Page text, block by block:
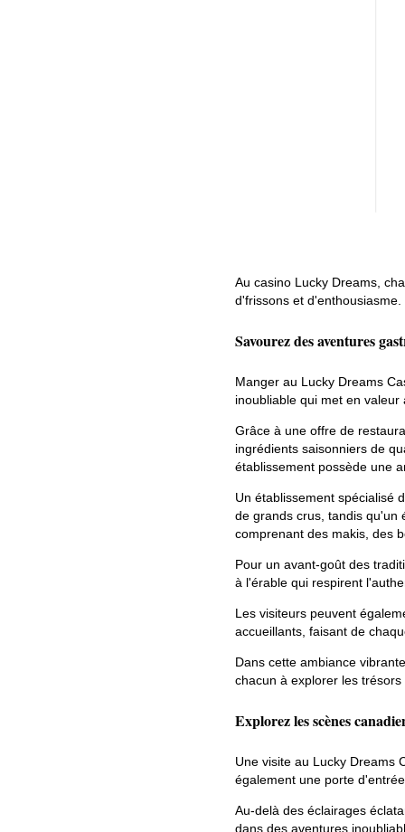
Au casino Lucky Dreams,
d'frissons et d'enthousiasme.
Savourez des aventures
Manger au Lucky Dreams
inoubliable qui met en
Grâce à une offre de
ingrédients saisonniers de
établissement possède une
Un établissement spécialisé
de grands crus, tandis qu'un
comprenant des makis, des
Pour un avant-goût des
à l'érable qui respirent
Les visiteurs peuvent
accueillants, faisant de
Dans cette ambiance
chacun à explorer les
Explorez les scènes
Une visite au Lucky Dreams
également une porte
Au-delà des éclairages
dans des aventures